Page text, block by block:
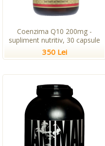
Coenzima Q10 200mg -
supliment nutritiv, 30 capsule
350 Lei